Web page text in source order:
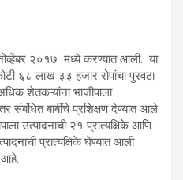
नोव्हेंबर २०१७ मध्ये करण्यात आली. या
६८ लाख ३३ हजार रोपांचा पुरवठा
शेतकऱ्यांना भाजीपाला
संबंधित बाबींचे प्रशिक्षण देण्यात आले
उत्पादनाची २१ प्रात्यक्षिके आणि
प्रात्यक्षिके घेण्यात आली
आहे.